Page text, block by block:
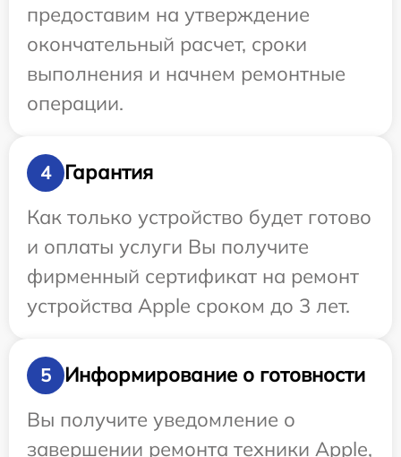
предоставим на утверждение
окончательный расчет, сроки
выполнения и начнем ремонтные
операции.
4
Гарантия
Как только устройство будет готово
и оплаты услуги Вы получите
фирменный сертификат на ремонт
устройства Apple сроком до 3 лет.
5
Информирование о готовности
Вы получите уведомление о
завершении ремонта техники Apple,